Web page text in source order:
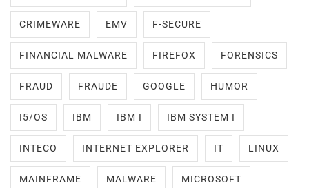
CRIMEWARE EMV F-SECURE
FINANCIAL MALWARE FIREFOX FORENSICS
FRAUD FRAUDE GOOGLE HUMOR
I5/OS IBM IBM I IBM SYSTEM I
INTECO INTERNET EXPLORER IT LINUX
MAINFRAME MALWARE MICROSOFT